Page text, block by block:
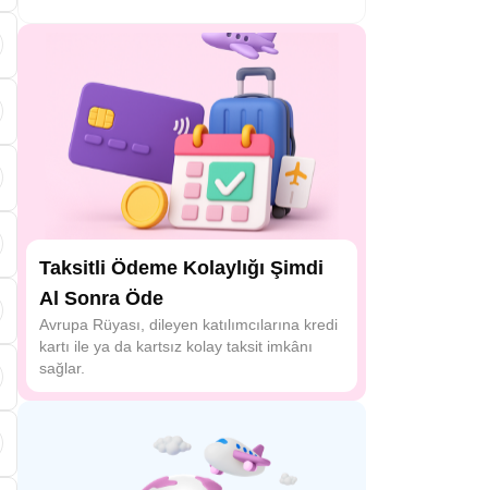
Taksitli Ödeme Kolaylığı Şimdi
Al Sonra Öde
Avrupa Rüyası, dileyen katılımcılarına kredi
kartı ile ya da kartsız kolay taksit imkânı
sağlar.